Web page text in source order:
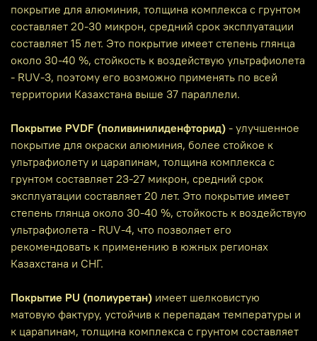
покрытие для алюминия, толщина комплекса с грунтом
составляет 20-30 микрон, средний срок эксплуатации
составляет 15 лет. Это покрытие имеет степень глянца
около 30-40 %, стойкость к воздействую ультрафиолета
- RUV-3, поэтому его возможно применять по всей
территории Казахстана выше 37 параллели.
Покрытие PVDF (поливинилиденфторид) - улучшенное
покрытие для окраски алюминия, более стойкое к
ультрафиолету и царапинам, толщина комплекса с
грунтом составляет 23-27 микрон, средний срок
эксплуатации составляет 20 лет. Это покрытие имеет
степень глянца около 30-40 %, стойкость к воздействую
ультрафиолета - RUV-4, что позволяет его
рекомендовать к применению в южных регионах
Казахстана и СНГ.
Покрытие PU (полиуретан) имеет шелковистую
матовую фактуру, устойчив к перепадам температуры и
к царапинам, толщина комплекса с грунтом составляет